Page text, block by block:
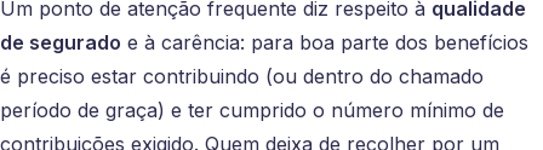
Um ponto de atenção frequente diz respeito à qualidade
de segurado e à carência: para boa parte dos benefícios
é preciso estar contribuindo (ou dentro do chamado
período de graça) e ter cumprido o número mínimo de
contribuições exigido. Quem deixa de recolher por um